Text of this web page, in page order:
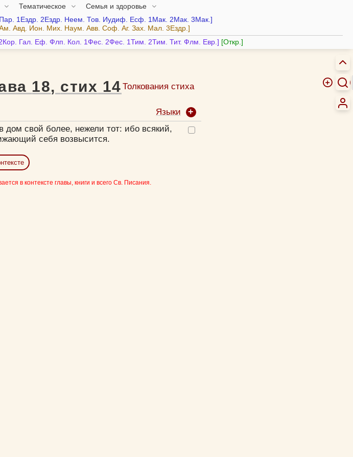
Тематическое
Семья и здоровье
1Ездр. 2Ездр. Неем. Тов. Иудиф. Есф. 1Мак. 2Мак. 3Мак.
Авд. Ион. Мих. Наум. Авв. Соф. Аг. Зах. Мал. 3Ездр.
Гал. Еф. Флп. Кол. 1Фес. 2Фес. 1Тим. 2Тим. Тит. Флм. Евр. Откр.
18, стих 14 Толкования стиха
Языки
свой более, нежели тот: ибо всякий,
себя возвысится.
в контексте главы, книги и всего Св. Писания.